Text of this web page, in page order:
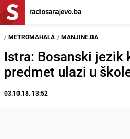
/ METROMAHALA / MANJINE.BA
Istra: Bosanski jezik
predmet ulazi u
03.10.18. 13:52